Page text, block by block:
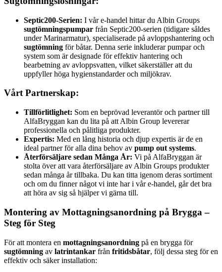
Septic200-Serien: I vår e-handel hittar du Albin Groups
sugtömningspumpar från Septic200-serien (tidigare såldes
under Marinarmatur), specialiserade på avloppshantering och
sugtömning för båtar. Denna serie inkluderar pumpar och
system som är designade för effektiv hantering och
bearbetning av avloppsvatten, vilket säkerställer att du
uppfyller höga hygienstandarder och miljökrav.
Vårt Partnerskap:
Tillförlitlighet: Som en beprövad leverantör och partner till
AlfaBryggan kan du lita på att Albin Group levererar
professionella och pålitliga produkter.
Expertis: Med en lång historia och djup expertis är de en
ideal partner för alla dina behov av pump out systems.
Återförsäljare sedan Många År: Vi på AlfaBryggan är
stolta över att vara återförsäljare av Albin Groups produkter
sedan många år tillbaka. Du kan titta igenom deras sortiment
och om du finner något vi inte har i vår e-handel, går det bra
att höra av sig så hjälper vi gärna till.
Montering av Mottagningsanordning på Brygga –
Steg för Steg
För att montera en mottagningsanordning på en brygga för
sugtömning av latrintankar från fritidsbåtar, följ dessa steg för en
effektiv och säker installation: